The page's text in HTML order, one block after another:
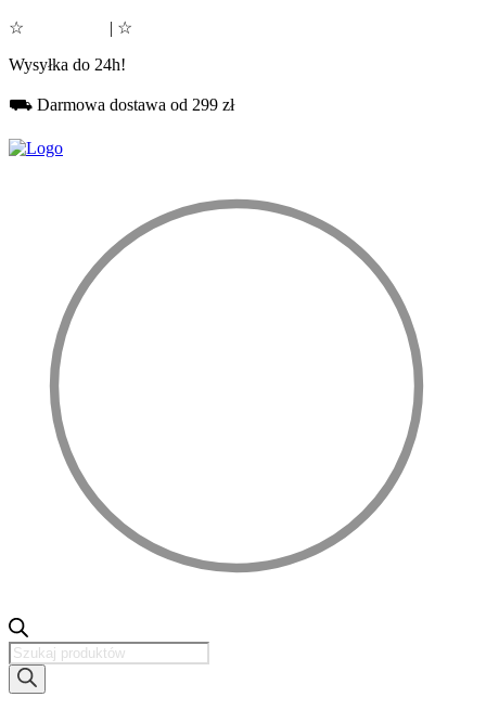
☆ | ☆
Wysyłka do 24h!
⛟ Darmowa dostawa od 299 zł
Wyszukiwarka
produktów